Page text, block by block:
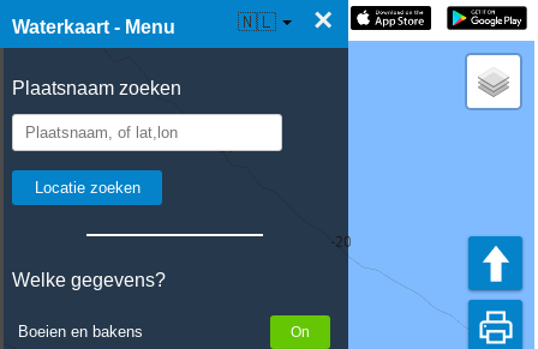
Waterkaart - Menu ×
Plaatsnaam zoeken
Welke gegevens?
Boeien en bakens
☰ Waterkaart Live 🇳🇱